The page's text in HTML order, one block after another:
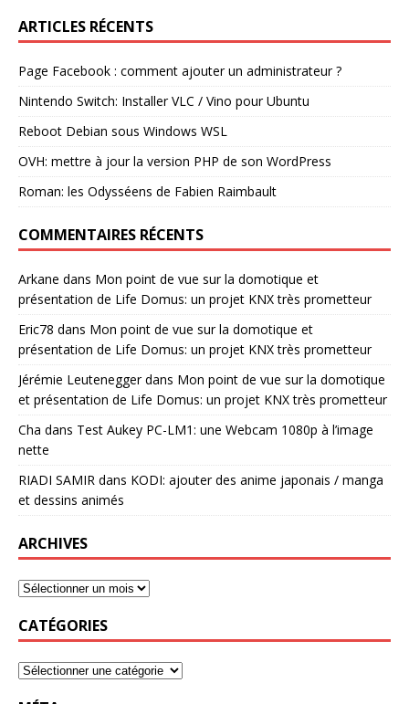
ARTICLES RÉCENTS
Page Facebook : comment ajouter un administrateur ?
Nintendo Switch: Installer VLC / Vino pour Ubuntu
Reboot Debian sous Windows WSL
OVH: mettre à jour la version PHP de son WordPress
Roman: les Odysséens de Fabien Raimbault
COMMENTAIRES RÉCENTS
Arkane dans Mon point de vue sur la domotique et
présentation de Life Domus: un projet KNX très prometteur
Eric78 dans Mon point de vue sur la domotique et
présentation de Life Domus: un projet KNX très prometteur
Jérémie Leuteneggerdans Mon point de vue sur la domotique
et présentation de Life Domus: un projet KNX très prometteur
Cha dans Test Aukey PC-LM1: une Webcam 1080p à l’image
nette
RIADI SAMIR dans KODI: ajouter des anime japonais / manga
et dessins animés
ARCHIVES
CATÉGORIES